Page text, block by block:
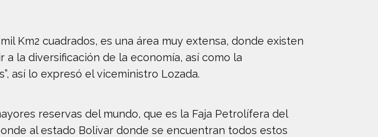
Km2 cuadrados, es una área muy extensa, donde existen
la diversificación de la economía, así como la
así lo expresó el viceministro Lozada.
reservas del mundo, que es la Faja Petrolífera del
al estado Bolívar donde se encuentran todos estos